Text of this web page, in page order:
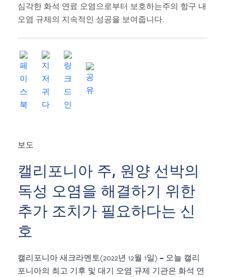
심각한 화석 연료 오염으로부터 보호하는주의 항구 내
오염 규제의 지속적인 성공을 보여줍니다.
보도
캘리포니아 주, 원양 선박의
독성 오염을 해결하기 위한
추가 조치가 필요하다는 신
호
캘리포니아새크라멘토(2022년 12월 1일) – 오늘 캘리
포니아의 최고 기후 및 대기 오염 규제 기관은 화석 연